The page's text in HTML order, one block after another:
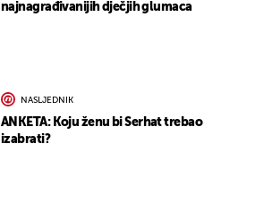
najnagrađivanijih dječjih glumaca
NASLJEDNIK
ANKETA: Koju ženu bi Serhat trebao
izabrati?